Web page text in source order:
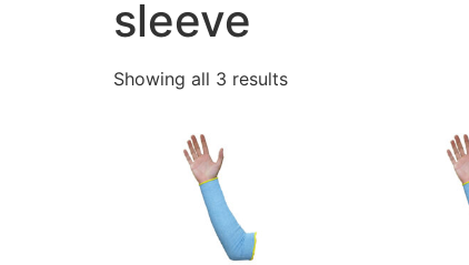
sleeve
Showing all 3 results